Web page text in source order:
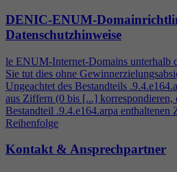
DENIC-ENUM-
Datenschutzhinweise
le ENUM-Internet-Domains unterhalb
Sie tut dies ohne
Ungeachtet des Bestandteils .9.4
aus Ziffern (0 bis [...] korrespondieren,
Bestandteil .9.4.e164.arpa
Reihenfolge
Kontakt & Ansprechpartner